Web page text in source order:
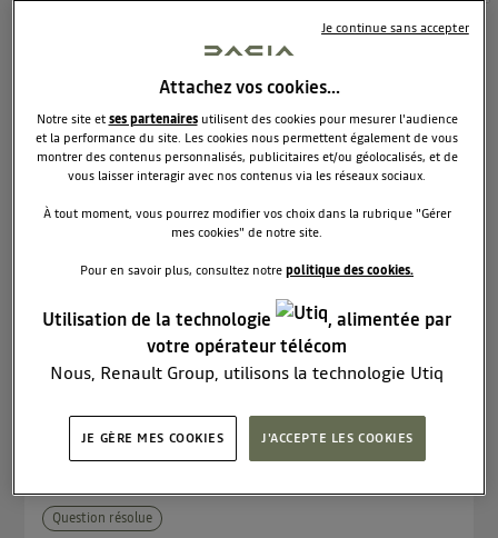
Le 12 mars 2023à 13:09
vitres de custode JOGGER
Bonjour, Pour mes chiens je souhaiterais avoir les
vitres de custode entrebaillantes. Pour cela suis-je
obligée de prendre la version 7 places ou est-ce
places ? Merci beaucoup. Laetitia
Lire les 5 réponses RÉPONDRE 1
Jog
45likes
Question résolue
Attachez vos cookies…
Notre site etses partenairesutilisent des cookies pour mesurer l'audience
et la performance du site. Les cookies nous permettent également de vous
montrer des contenus personnalisés, publicitaires et/ou géolocalisés, et de
vous laisser interagir avec nos contenus via les réseaux sociaux.
À tout moment, vous pourrez modifier vos choix dans la rubrique "Gérer
mes cookies" de notre site.
Pour en savoir plus, consultez notrepolitique des cookies.
Utilisation de la technologie
, alimentée par
votre opérateur télécom
Nous, Renault Group, utilisons la technologie Utiq
cette notice de consentement) et liées à votre
télécom participant
JE GÈRE MES COOKIES J'ACCEPTE LES COOKIES
Je continue sans accepter